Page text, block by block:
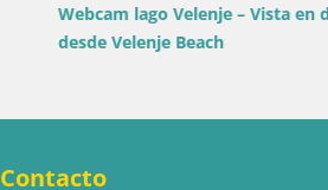
Webcam puerto de Ika – Vista en directo
y luces de Opatija
Contacto